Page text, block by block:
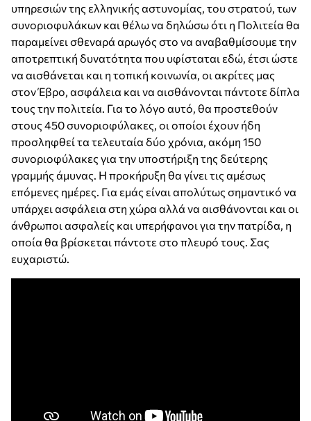
υπηρεσιών της ελληνικής αστυνομίας, του στρατού, των
συνοριοφυλάκων και θέλω να δηλώσω ότι η Πολιτεία θα
παραμείνει σθεναρά αρωγός στο να αναβαθμίσουμε την
αποτρεπτική δυνατότητα που υφίσταται εδώ, έτσι ώστε
να αισθάνεται και η τοπική κοινωνία, οι ακρίτες μας
στον Έβρο, ασφάλεια και να αισθάνονται πάντοτε δίπλα
τους την πολιτεία. Για το λόγο αυτό, θα προστεθούν
στους 450 συνοριοφύλακες, οι οποίοι έχουν ήδη
προσληφθεί τα τελευταία δύο χρόνια, ακόμη 150
συνοριοφύλακες για την υποστήριξη της δεύτερης
γραμμής άμυνας. Η προκήρυξη θα γίνει τις αμέσως
επόμενες ημέρες. Για εμάς είναι απολύτως σημαντικό να
υπάρχει ασφάλεια στη χώρα αλλά να αισθάνονται και οι
άνθρωποι ασφαλείς και υπερήφανοι για την πατρίδα, η
οποία θα βρίσκεται πάντοτε στο πλευρό τους. Σας
ευχαριστώ.